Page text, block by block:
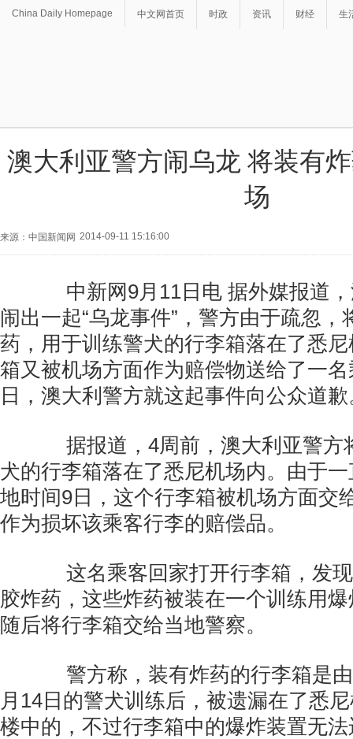
China Daily Homepage 中文网首页 时政 资讯 财经 生
澳大利亚警方闹乌龙 将装有
场
来源：中国新闻网 2014-09-11 15:16:00
中新网9月11日电 据外媒报道，
闹出一起“乌龙事件”，警方由于疏忽
药，用于训练警犬的行李箱落在了悉
箱又被机场方面作为赔偿物送给了一
日，澳大利警方就这起事件向公众道歉
据报道，4周前，澳大利亚警方
犬的行李箱落在了悉尼机场内。由于一
地时间9日，这个行李箱被机场方面交
作为损坏该乘客行李的赔偿品。
这名乘客回家打开行李箱，发现
胶炸药，这些炸药被装在一个训练用
随后将行李箱交给当地警察。
警方称，装有炸药的行李箱是由
月14日的警犬训练后，被遗漏在了悉
楼中的，不过行李箱中的爆炸装置无